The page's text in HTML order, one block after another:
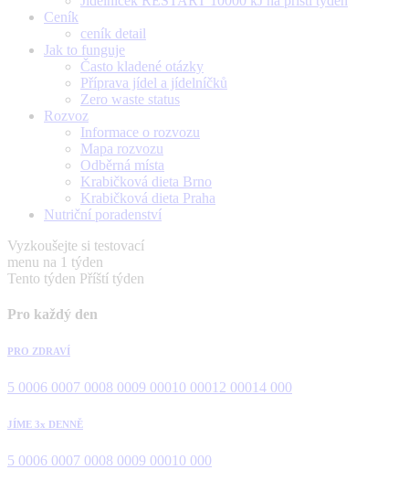
Ceník
ceník detail
Jak to funguje
Často kladené otázky
Příprava jídel a jídelníčků
Zero waste status
Rozvoz
Informace o rozvozu
Mapa rozvozu
Odběrná místa
Krabičková dieta Brno
Krabičková dieta Praha
Nutriční poradenství
Vyzkoušejte si testovací
menu na 1 týden
Tento týden Příští týden
Pro každý den
PRO ZDRAVÍ
5 0006 0007 0008 0009 00010 00012 00014 000
JÍME 3x DENNĚ
5 0006 0007 0008 0009 00010 000